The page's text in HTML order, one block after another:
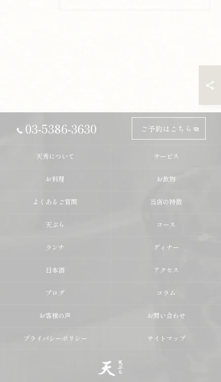
03-5386-3630 ご予約はこちら
天秀について サービス
お料理 お飲物
よくあるご質問 当店の特徴
天ぷら コース
ランチ ディナー
日本酒 アクセス
ブログ コラム
お客様の声 お問い合わせ
プライバシーポリシー サイトマップ